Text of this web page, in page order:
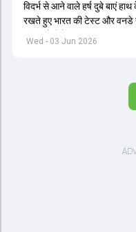
Wed - 03 Jun 2026
विदर्भ से आने वाले हर्ष दुबे बाएं
रखते हुए भारत की टेस्ट और वनडे
इंडिया में सेलेक्शन पर क्या कहा.